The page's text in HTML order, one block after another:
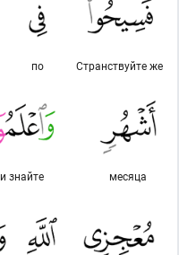
Странствуйте же
по
месяца
и знайте